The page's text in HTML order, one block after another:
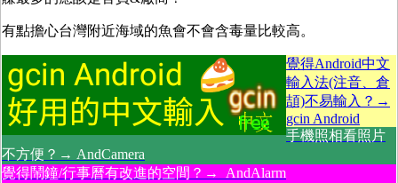
有點擔心台灣附近海域的魚會不會含毒量比較高。
覺得Android中文
輸入法(注音、倉
頡)不易輸入？→
gcin Android
手機照相看照片
不方便？→ AndCamera
覺得鬧鐘/行事曆有改進的空間？→ AndAlarm